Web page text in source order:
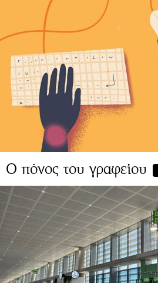
Ο πόνος του γραφείου